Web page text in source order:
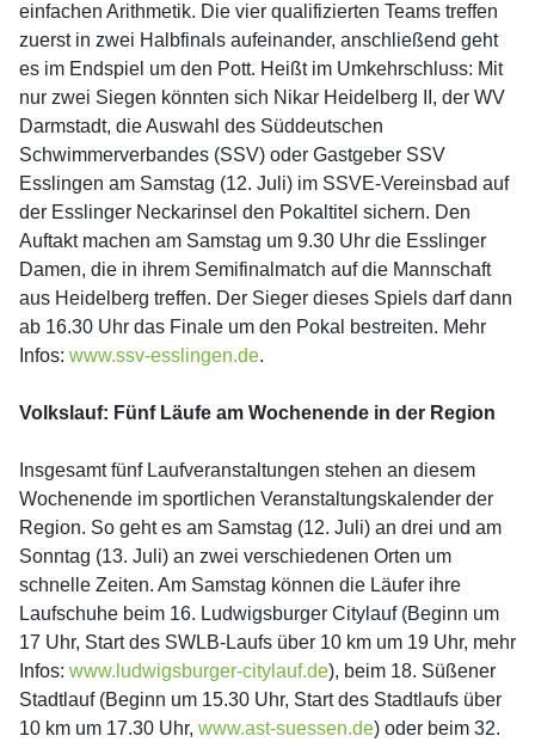
einfachen Arithmetik. Die vier qualifizierten Teams treffen
zuerst in zwei Halbfinals aufeinander, anschließend geht
es im Endspiel um den Pott. Heißt im Umkehrschluss: Mit
nur zwei Siegen könnten sich Nikar Heidelberg II, der WV
Darmstadt, die Auswahl des Süddeutschen
Schwimmerverbandes (SSV) oder Gastgeber SSV
Esslingen am Samstag (12. Juli) im SSVE-Vereinsbad auf
der Esslinger Neckarinsel den Pokaltitel sichern. Den
Auftakt machen am Samstag um 9.30 Uhr die Esslinger
Damen, die in ihrem Semifinalmatch auf die Mannschaft
aus Heidelberg treffen. Der Sieger dieses Spiels darf dann
ab 16.30 Uhr das Finale um den Pokal bestreiten. Mehr
Infos: www.ssv-esslingen.de.
Volkslauf: Fünf Läufe am Wochenende in der Region
Insgesamt fünf Laufveranstaltungen stehen an diesem
Wochenende im sportlichen Veranstaltungskalender der
Region. So geht es am Samstag (12. Juli) an drei und am
Sonntag (13. Juli) an zwei verschiedenen Orten um
schnelle Zeiten. Am Samstag können die Läufer ihre
Laufschuhe beim 16. Ludwigsburger Citylauf (Beginn um
17 Uhr, Start des SWLB-Laufs über 10 km um 19 Uhr, mehr
Infos: www.ludwigsburger-citylauf.de), beim 18. Süßener
Stadtlauf (Beginn um 15.30 Uhr, Start des Stadtlaufs über
10 km um 17.30 Uhr, www.ast-suessen.de) oder beim 32.